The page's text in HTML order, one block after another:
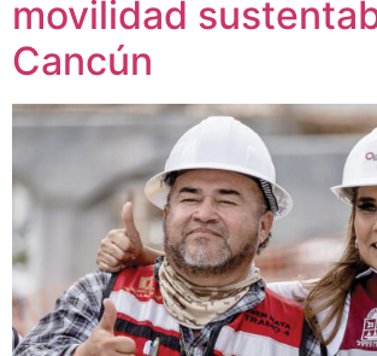
movilidad
Cancún